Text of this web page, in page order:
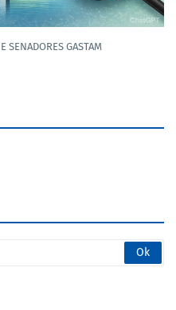
SENADORES GASTAM